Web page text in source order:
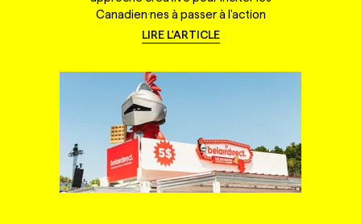
Canadien·nes à passer à l'action
LIRE L'ARTICLE